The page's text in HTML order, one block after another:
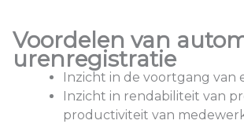
Voordelen van
urenregistratie
Inzicht in de voortgang van
Inzicht in rendabiliteit van
productiviteit van